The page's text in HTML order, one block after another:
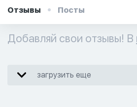
Отзывы Посты
Добавляй свои отзывы! В
загрузить еще